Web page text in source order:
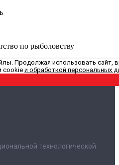
по рыболовству
Продолжая использовать сайт,
cookie и обработкой персональных
технологической